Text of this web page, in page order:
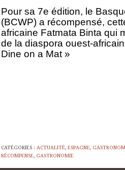
Pour sa 7e édition, le
(BCWP) a récompensé,
africaine Fatmata Binta qui
de la diaspora ouest-
Dine on a Mat »
CATÉGORIES : ACTUALITÉ, ESPAGNE,
RÉCOMPENSE, GASTRONOMIE